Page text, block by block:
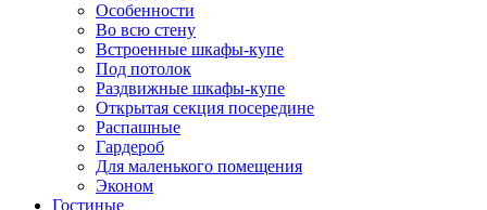
Особенности
Во всю стену
Встроенные шкафы-купе
Под потолок
Раздвижные шкафы-купе
Открытая секция посередине
Распашные
Гардероб
Для маленького помещения
Эконом
Гостиные